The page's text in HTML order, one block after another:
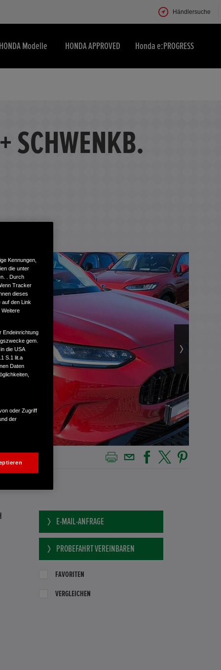
Händlersuche
Modelle HONDA APPROVED Honda e:PROGRESS
SCHWENKB.
E-MAIL-ANFRAGE
PROBEFAHRT VEREINBAREN
FAVORITEN
VERGLEICHEN
Kennungen,
die unter
. Durch
Tracker
dieses
auf den Link
Weitere
Endeinrichtung
gem.
die USA
S.1 lit.a
Daten
oder Zugriff
der